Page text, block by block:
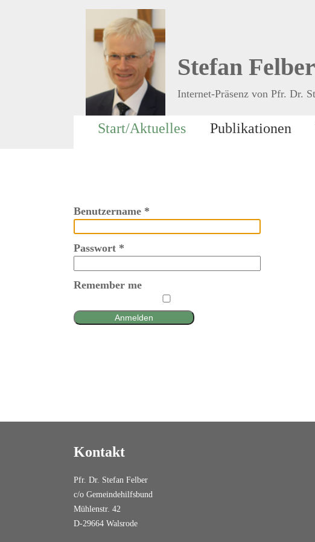
Stefan Felber
Internet-Präsenz von Pfr. Dr.
Start/Aktuelles Publikationen
Benutzername *
Passwort *
Remember me
Anmelden
Kontakt
Pfr. Dr. Stefan Felber
c/o Gemeindehilfsbund
Mühlenstr. 42
D-29664 Walsrode